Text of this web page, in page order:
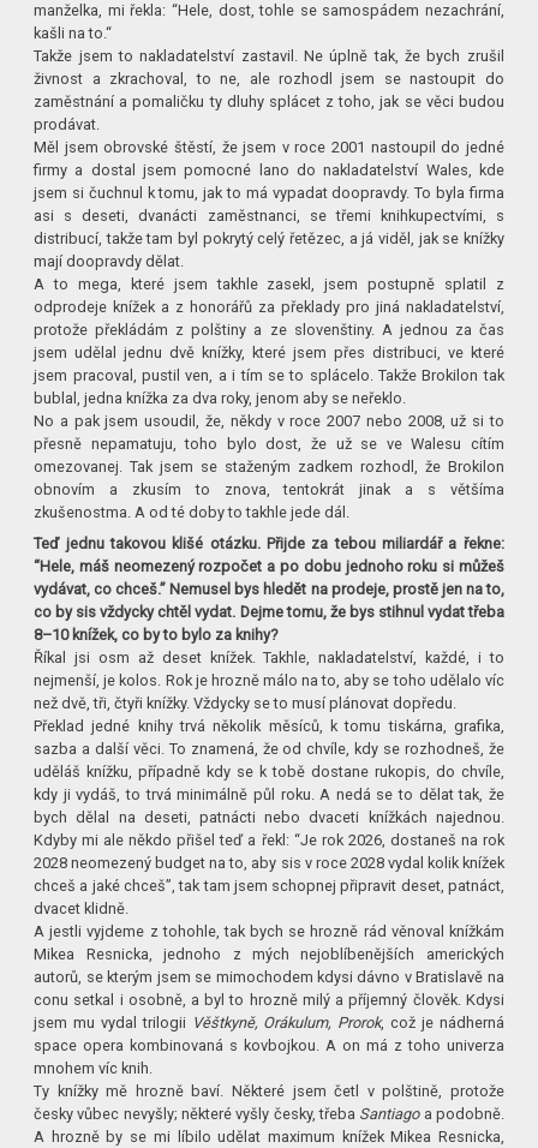
manželka, mi řekla: “Hele, dost, tohle se samospádem nezachrání,
kašli na to.“
Takže jsem to nakladatelství zastavil. Ne úplně tak, že bych zrušil
živnost a zkrachoval, to ne, ale rozhodl jsem se nastoupit do
zaměstnání a pomaličku ty dluhy splácet z toho, jak se věci budou
prodávat.
Měl jsem obrovské štěstí, že jsem v roce 2001 nastoupil do jedné
firmy a dostal jsem pomocné lano do nakladatelství Wales, kde
jsem si čuchnul k tomu, jak to má vypadat doopravdy. To byla firma
asi s deseti, dvanácti zaměstnanci, se třemi knihkupectvími, s
distribucí, takže tam byl pokrytý celý řetězec, a já viděl, jak se knížky
mají doopravdy dělat.
A to mega, které jsem takhle zasekl, jsem postupně splatil z
odprodeje knížek a z honorářů za překlady pro jiná nakladatelství,
protože překládám z polštiny a ze slovenštiny. A jednou za čas
jsem udělal jednu dvě knížky, které jsem přes distribuci, ve které
jsem pracoval, pustil ven, a i tím se to splácelo. Takže Brokilon tak
bublal, jedna knížka za dva roky, jenom aby se neřeklo.
No a pak jsem usoudil, že, někdy v roce 2007 nebo 2008, už si to
přesně nepamatuju, toho bylo dost, že už se ve Walesu cítím
omezovanej. Tak jsem se staženým zadkem rozhodl, že Brokilon
obnovím a zkusím to znova, tentokrát jinak a s většíma
zkušenostma. A od té doby to takhle jede dál.
Teď jednu takovou klišé otázku. Přijde za tebou miliardář a řekne:
“Hele, máš neomezený rozpočet a po dobu jednoho roku si můžeš
vydávat, co chceš.” Nemusel bys hledět na prodeje, prostě jen na to,
co by sis vždycky chtěl vydat. Dejme tomu, že bys stihnul vydat třeba
8–10 knížek, co by to bylo za knihy?
Říkal jsi osm až deset knížek. Takhle, nakladatelství, každé, i to
nejmenší, je kolos. Rok je hrozně málo na to, aby se toho udělalo víc
než dvě, tři, čtyři knížky. Vždycky se to musí plánovat dopředu.
Překlad jedné knihy trvá několik měsíců, k tomu tiskárna, grafika,
sazba a další věci. To znamená, že od chvíle, kdy se rozhodneš, že
uděláš knížku, případně kdy se k tobě dostane rukopis, do chvíle,
kdy ji vydáš, to trvá minimálně půl roku. A nedá se to dělat tak, že
bych dělal na deseti, patnácti nebo dvaceti knížkách najednou.
Kdyby mi ale někdo přišel teď a řekl: “Je rok 2026, dostaneš na rok
2028 neomezený budget na to, aby sis v roce 2028 vydal kolik knížek
chceš a jaké chceš”, tak tam jsem schopnej připravit deset, patnáct,
dvacet klidně.
A jestli vyjdeme z tohohle, tak bych se hrozně rád věnoval knížkám
Mikea Resnicka, jednoho z mých nejoblíbenějších amerických
autorů, se kterým jsem se mimochodem kdysi dávno v Bratislavě na
conu setkal i osobně, a byl to hrozně milý a příjemný člověk. Kdysi
jsem mu vydal trilogii Věštkyně, Orákulum, Prorok, což je nádherná
space opera kombinovaná s kovbojkou. A on má z toho univerza
mnohem víc knih.
Ty knížky mě hrozně baví. Některé jsem četl v polštině, protože
česky vůbec nevyšly; některé vyšly česky, třeba Santiagoa podobně.
A hrozně by se mi líbilo udělat maximum knížek Mikea Resnicka,